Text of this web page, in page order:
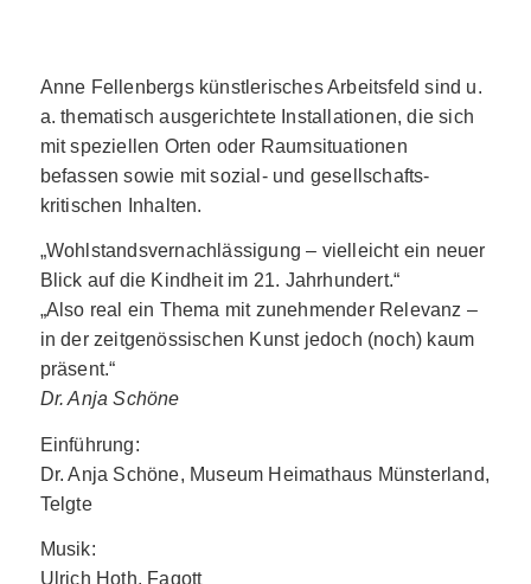
Anne Fellenbergs künstlerisches Arbeitsfeld sind u.
a. thematisch ausgerichtete Installationen, die sich
mit speziellen Orten oder Raumsituationen
befassen sowie mit sozial- und gesellschafts-
kritischen Inhalten.
„Wohlstandsvernachlässigung – vielleicht ein neuer
Blick auf die Kindheit im 21. Jahrhundert.“
„Also real ein Thema mit zunehmender Relevanz –
in der zeitgenössischen Kunst jedoch (noch) kaum
präsent.“
Dr. Anja Schöne
Einführung:
Dr. Anja Schöne, Museum Heimathaus Münsterland,
Telgte
Musik:
Ulrich Hoth, Fagott